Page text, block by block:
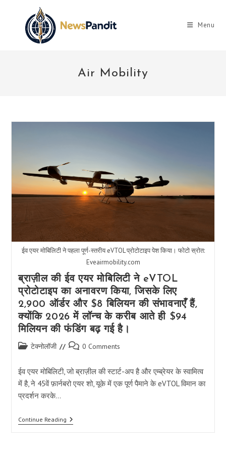
Menu
Air Mobility
ईव एयर मोबिलिटी ने पहला पूर्ण-स्तरीय eVTOL प्रोटोटाइप पेश किया। फोटो स्रोत:
Eveairmobility.com
ब्राज़ील की ईव एयर मोबिलिटी ने eVTOL
प्रोटोटाइप का अनावरण किया, जिसके लिए
2,900 ऑर्डर और $8 बिलियन की संभावनाएँ हैं,
क्योंकि 2026 में लॉन्च के करीब आते ही $94
मिलियन की फंडिंग बढ़ गई है।
Post टेक्नोलॉजी
Post 0 Comments
ईव एयर मोबिलिटी, जो ब्राज़ील की स्टार्ट-अप है और एम्ब्रेयर के स्वामित्व
में है, ने 45वें फ़ार्नबरो एयर शो, यूके में एक पूर्ण पैमाने के eVTOL विमान का
प्रदर्शन करके…
Continue Readingब्राज़ील
की